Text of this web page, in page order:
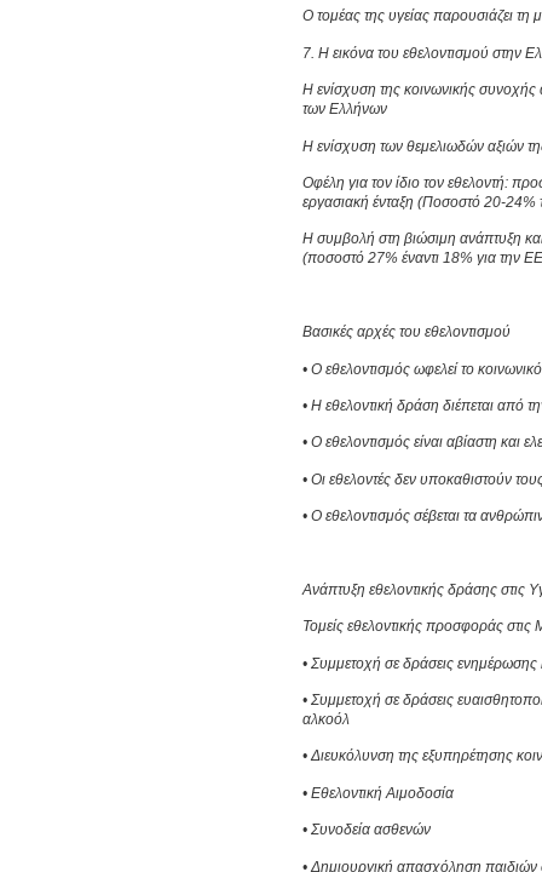
Ο τομέας της υγείας παρουσιάζει
7. Η εικόνα του εθελοντισμού στην
Η ενίσχυση της κοινωνικής
των Ελλήνων
Η ενίσχυση των θεμελιωδών αξιών
Οφέλη για τον ίδιο τον εθελοντή:
εργασιακή ένταξη (Ποσοστό 20-
Η συμβολή στη βιώσιμη ανάπτυξη
(ποσοστό 27% έναντι 18% για την
Βασικές αρχές του εθελοντισμού
• Ο εθελοντισμός ωφελεί το
• Η εθελοντική δράση διέπεται από
• Ο εθελοντισμός είναι αβίαστη και
• Οι εθελοντές δεν υποκαθιστούν
• Ο εθελοντισμός σέβεται τα
Ανάπτυξη εθελοντικής δράσης στις
Τομείς εθελοντικής προσφοράς στις
• Συμμετοχή σε δράσεις
• Συμμετοχή σε δράσεις
αλκοόλ
• Διευκόλυνση της εξυπηρέτησης
• Εθελοντική Αιμοδοσία
• Συνοδεία ασθενών
• Δημιουργική απασχόληση παιδιών